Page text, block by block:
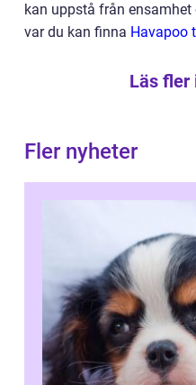
kan uppstå från
var du kan finna Havapoo
Läs fler
Fler nyheter